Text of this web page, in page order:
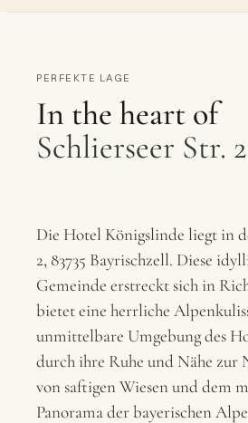
PERFEKTE LAGE
In the heart of
Schlierseer Str.
Die Hotel Königslinde liegt in
2, 83735 Bayrischzell. Diese
Gemeinde erstreckt sich in
bietet eine herrliche
unmittelbare Umgebung des
durch ihre Ruhe und Nähe zur
von saftigen Wiesen und dem
Panorama der bayerischen